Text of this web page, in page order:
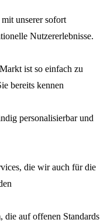
unserer sofort
Nutzererlebnisse.
ist so einfach zu
bereits kennen
personalisierbar und
die wir auch für die
die auf offenen Standards